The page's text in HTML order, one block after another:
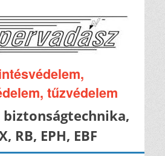
tűzvédelem
RB, EPH, EBF